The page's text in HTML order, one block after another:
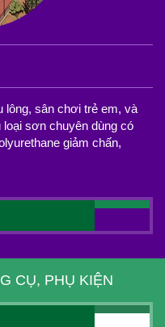
lông, sân chơi trẻ em, và
sơn chuyên dùng có
giảm chấn,
CỤ, PHỤ KIỆN